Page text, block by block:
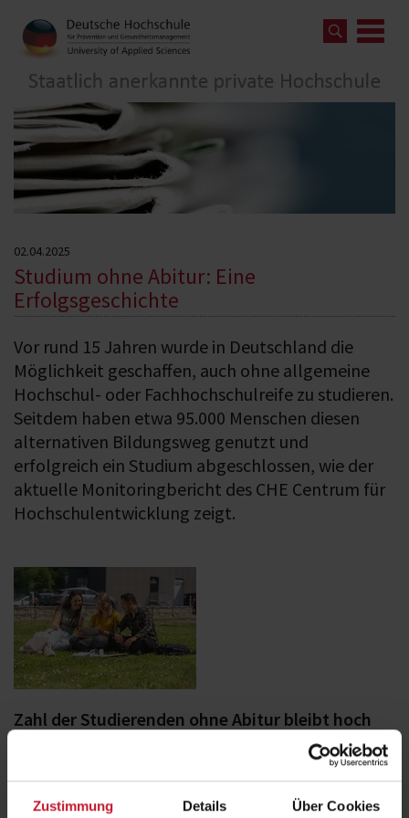
Zustimmung Details Über Cookies
02.04.2025
Studium ohne Abitur: Eine
Erfolgsgeschichte
Vor rund 15 Jahren wurde in Deutschland die
Möglichkeit geschaffen, auch ohne allgemeine
Hochschul- oder Fachhochschulreife zu studieren.
Seitdem haben etwa 95.000 Menschen diesen
alternativen Bildungsweg genutzt und
erfolgreich ein Studium abgeschlossen, wie der
aktuelle Monitoringbericht des CHE Centrum für
Hochschulentwicklung zeigt.
Zahl der Studierenden ohne Abitur bleibt hoch
Aktuell sind etwa 70.000 Studierende ohne Abitur an deutschen
Hochschulen eingeschrieben. Diese Zahl zeigt, dass das Studium
ohne klassische Hochschulzugangsberechtigung längst keine